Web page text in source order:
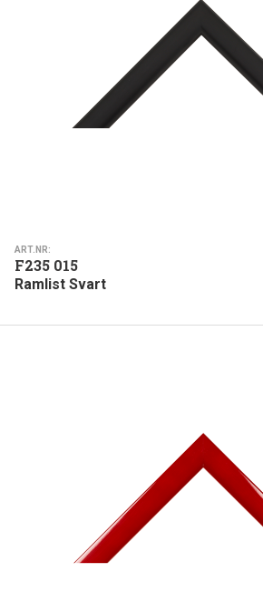
ART.NR:
F235 015
Ramlist Svart